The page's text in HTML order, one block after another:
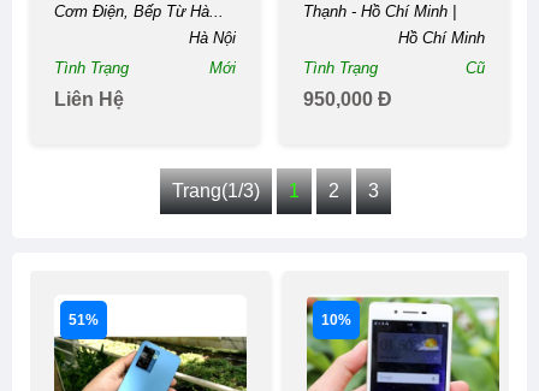
Cơm Điện, Bếp Từ Hà...
Hà Nội
Tình Trạng
Mới
Liên Hệ
Thạnh - Hồ Chí Minh |
Dọn Văn Phòng Thanh Lý
Hồ Chí Minh
Tình Trạng
Cũ
950,000 Đ
Trang(1/3) 1 2 3
51% 10%